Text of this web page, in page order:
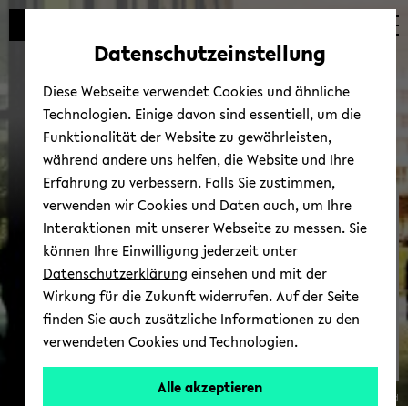
Automatische
vermeiden
zum
wechseln
zum
wechseln
zum
wechseln
Interdisziplinäres
Zentrum für
Geschlechter­forschung
(IZG)
© Uni­ver­si­tät Bie­le­feld
Datenschutzeinstellung
Diese Webseite verwendet Cookies und ähnliche
Technologien. Einige davon sind essentiell, um die
Funktionalität der Website zu gewährleisten,
während andere uns helfen, die Website und Ihre
Erfahrung zu verbessern. Falls Sie zustimmen,
verwenden wir Cookies und Daten auch, um Ihre
Interaktionen mit unserer Webseite zu messen. Sie
können Ihre Einwilligung jederzeit unter
Datenschutzerklärung einsehen und mit der
Wirkung für die Zukunft widerrufen. Auf der Seite
finden Sie auch zusätzliche Informationen zu den
verwendeten Cookies und Technologien.
Alle akzeptieren